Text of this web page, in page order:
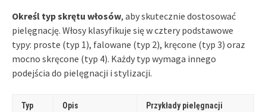
Określ typ skrętu włosów, aby skutecznie dostosować
pielęgnację. Włosy klasyfikuje się w cztery podstawowe
typy: proste (typ 1), falowane (typ 2), kręcone (typ 3) oraz
mocno skręcone (typ 4). Każdy typ wymaga innego
podejścia do pielęgnacji i stylizacji.
Typ
Opis Przykłady pielęgnacji